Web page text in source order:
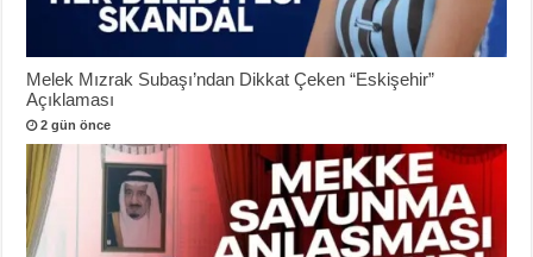
Melek Mızrak Subaşı’ndan Dikkat Çeken “Eskişehir”
Açıklaması
2 gün önce